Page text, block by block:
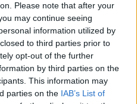
Please note that after your
may continue seeing
information utilized by
to third parties prior to
opt-out of the further
by third parties on the
This information may
parties on the IAB’s List of